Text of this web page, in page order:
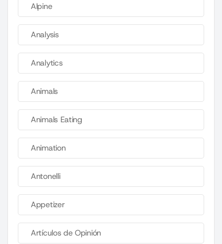
Alpine
Analysis
Analytics
Animals
Animals Eating
Animation
Antonelli
Appetizer
Artículos de Opinión